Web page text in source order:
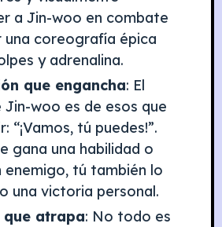
a Jin-woo en combate
una coreografía épica
y adrenalina.
que engancha: El
woo es de esos que
“¡Vamos, tú puedes!”.
gana una habilidad o
enemigo, tú también lo
una victoria personal.
que atrapa: No todo es